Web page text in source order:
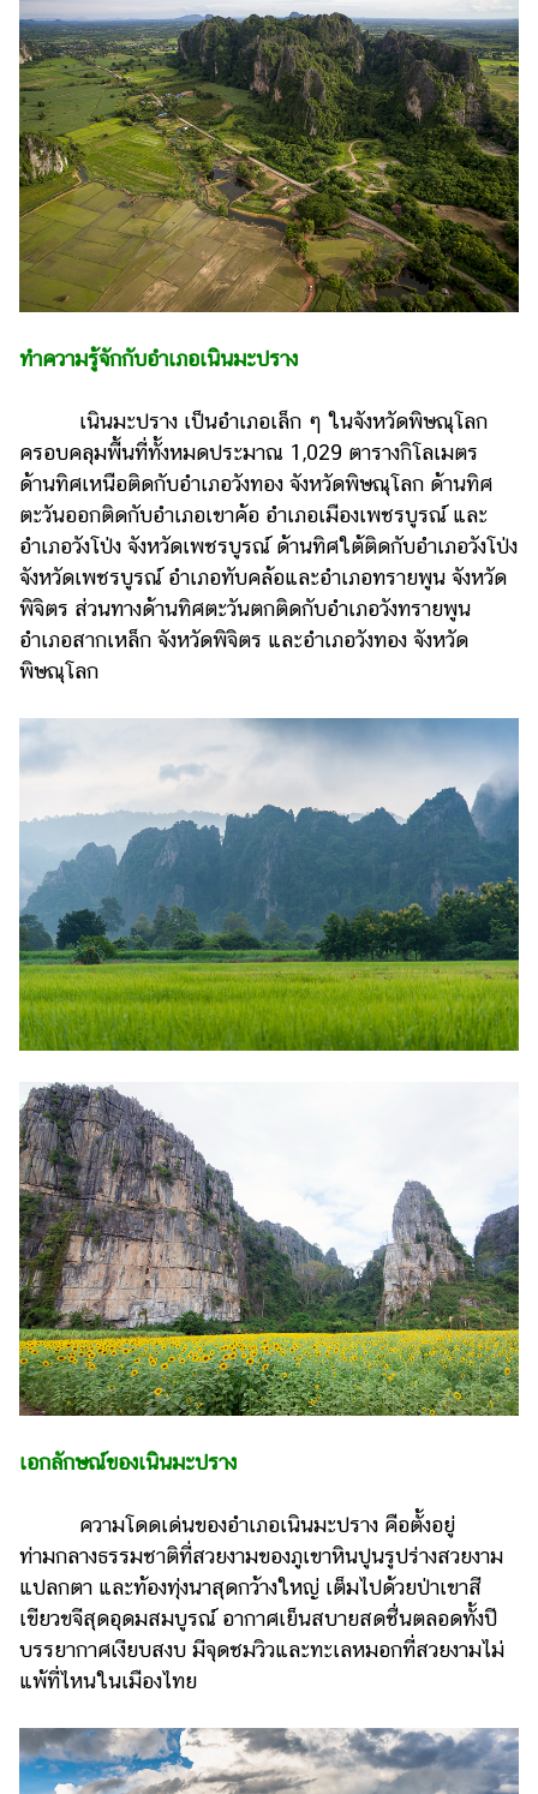
สูตร
อาหาร
ง่ายๆ
ช้อป
ปิ้ง
รถยนต์
บ้าน
และ
การ
ราคา
ทอง
ราคา
น้ำมัน
วา
ไร
ตี้
และ
สัตว์
เลี้ยง
Infographic
บริการ
กระปุก
คอร์ส
ออนไลน์
เรียน
เลข
ออนไลน์
ติดต่อ
โฆษณา
แจ้ง
ปัญหา
ร่วม
ทำความรู้จักกับอำเภอเนินมะปราง
เนินมะปราง เป็นอำเภอเล็ก ๆ ในจังหวัดพิษณุโลก
ครอบคลุมพื้นที่ทั้งหมดประมาณ 1,029 ตารางกิโลเมตร
ด้านทิศเหนือติดกับอำเภอวังทอง จังหวัดพิษณุโลก ด้านทิศ
ตะวันออกติดกับอำเภอเขาค้อ อำเภอเมืองเพชรบูรณ์ และ
อำเภอวังโป่ง จังหวัดเพชรบูรณ์ ด้านทิศใต้ติดกับอำเภอวังโป่ง
จังหวัดเพชรบูรณ์ อำเภอทับคล้อและอำเภอทรายพูน จังหวัด
พิจิตร ส่วนทางด้านทิศตะวันตกติดกับอำเภอวังทรายพูน
อำเภอสากเหล็ก จังหวัดพิจิตร และอำเภอวังทอง จังหวัด
พิษณุโลก
เอกลักษณ์ของเนินมะปราง
ความโดดเด่นของอำเภอเนินมะปราง คือตั้งอยู่
ท่ามกลางธรรมชาติที่สวยงามของภูเขาหินปูนรูปร่างสวยงาม
แปลกตา และท้องทุ่งนาสุดกว้างใหญ่ เต็มไปด้วยป่าเขาสี
เขียวขจีสุดอุดมสมบูรณ์ อากาศเย็นสบายสดชื่นตลอดทั้งปี
บรรยากาศเงียบสงบ มีจุดชมวิวและทะเลหมอกที่สวยงามไม่
แพ้ที่ไหนในเมืองไทย